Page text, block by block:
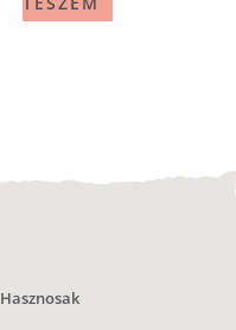
Hasznosak